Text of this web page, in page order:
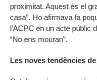
proximitat. Aquest és el
casa”. Ho afirmava fa
l’ACPC en un acte públic
“No ens mouran”.
Les noves tendències